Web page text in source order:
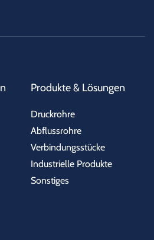
Produkte & Lösungen
Druckrohre
Abflussrohre
Verbindungsstücke
Industrielle Produkte
Sonstiges